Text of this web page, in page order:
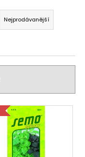
Nejprodávanější